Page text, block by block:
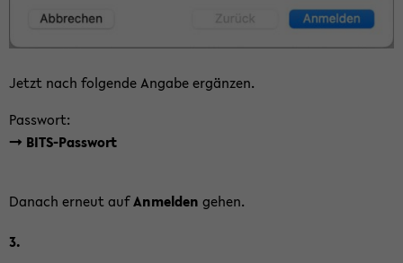
Jetzt nach fol­gen­de An­ga­be er­gän­zen.
Pass­wort:
-> BITS-​Passwort
Da­nach er­neut aufAn­mel­den gehen.
3.